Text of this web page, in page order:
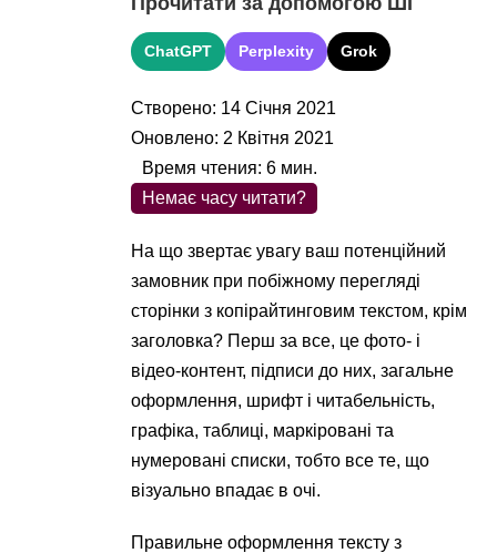
ChatGPT Perplexity Grok
Створено: 14 Січня 2021
Оновлено: 2 Квітня 2021
Немає часу читати?
Время чтения:6 мин.
На що звертає увагу ваш потенційний
замовник при побіжному перегляді
сторінки з копірайтинговим текстом, крім
заголовка? Перш за все, це фото- і
відео-контент, підписи до них, загальне
оформлення, шрифт і читабельність,
графіка, таблиці, маркіровані та
нумеровані списки, тобто все те, що
візуально впадає в очі.
Правильне оформлення тексту з